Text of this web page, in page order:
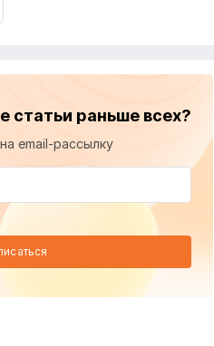
статьи раньше всех?
email-рассылку